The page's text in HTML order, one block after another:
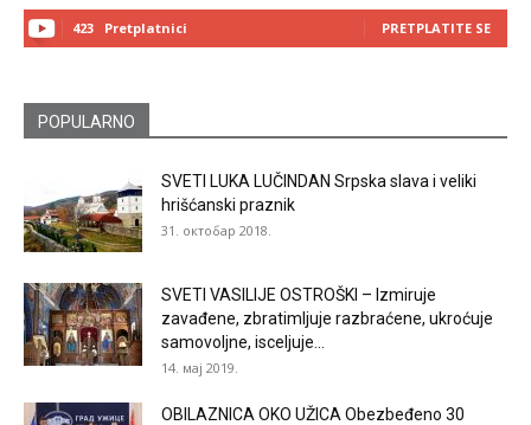
423 Pretplatnici PRETPLATITE SE
POPULARNO
SVETI LUKA LUČINDAN Srpska slava i veliki
hrišćanski praznik
31. октобар 2018.
SVETI VASILIJE OSTROŠKI – Izmiruje
zavađene, zbratimljuje razbraćene, ukroćuje
samovoljne, isceljuje...
14. мај 2019.
OBILAZNICA OKO UŽICA Obezbeđeno 30